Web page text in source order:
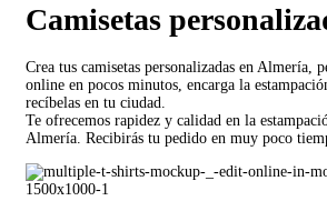
Camisetas
Crea tus camisetas personalizadas en Almería,
online en pocos minutos, encarga la
recíbelas en tu ciudad.
Te ofrecemos rapidez y calidad en la
Almería. Recibirás tu pedido en muy poco